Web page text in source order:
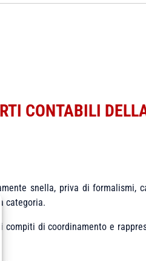
CONTABILI
snella, priva di formalismi,
categoria.
compiti di coordinamento e